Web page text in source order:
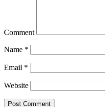
Comment
Name *
Email *
Website